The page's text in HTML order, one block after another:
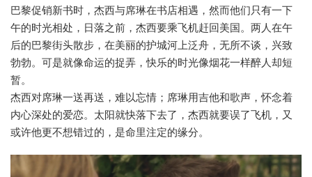
巴黎促销新书时，杰西与席琳在书店相遇，然而他们只有一下
午的时光相处，日落之前，杰西要乘飞机赶回美国。两人在午
后的巴黎街头散步，在美丽的护城河上泛舟，无所不谈，兴致
勃勃。可是就像命运的捉弄，快乐的时光像烟花一样醉人却短
暂。
杰西对席琳一送再送，难以忘情；席琳用吉他和歌声，怀念着
内心深处的爱恋。太阳就快落下去了，杰西就要误了飞机，又
或许他更不想错过的，是命里注定的缘分。